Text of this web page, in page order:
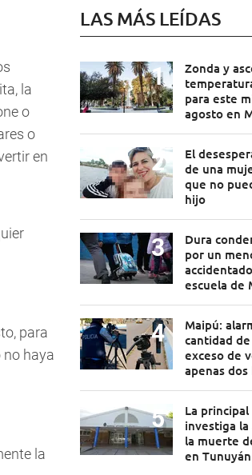
la
o
o
en
para
no haya
la
LAS MÁS LEÍDAS
Zonda y
para este
agosto en
El
de una
que no
hijo
Dura
por un
escuela de
Maipú:
cantidad
exceso de
apenas dos
La
investiga
la muerte
en Tunuyán